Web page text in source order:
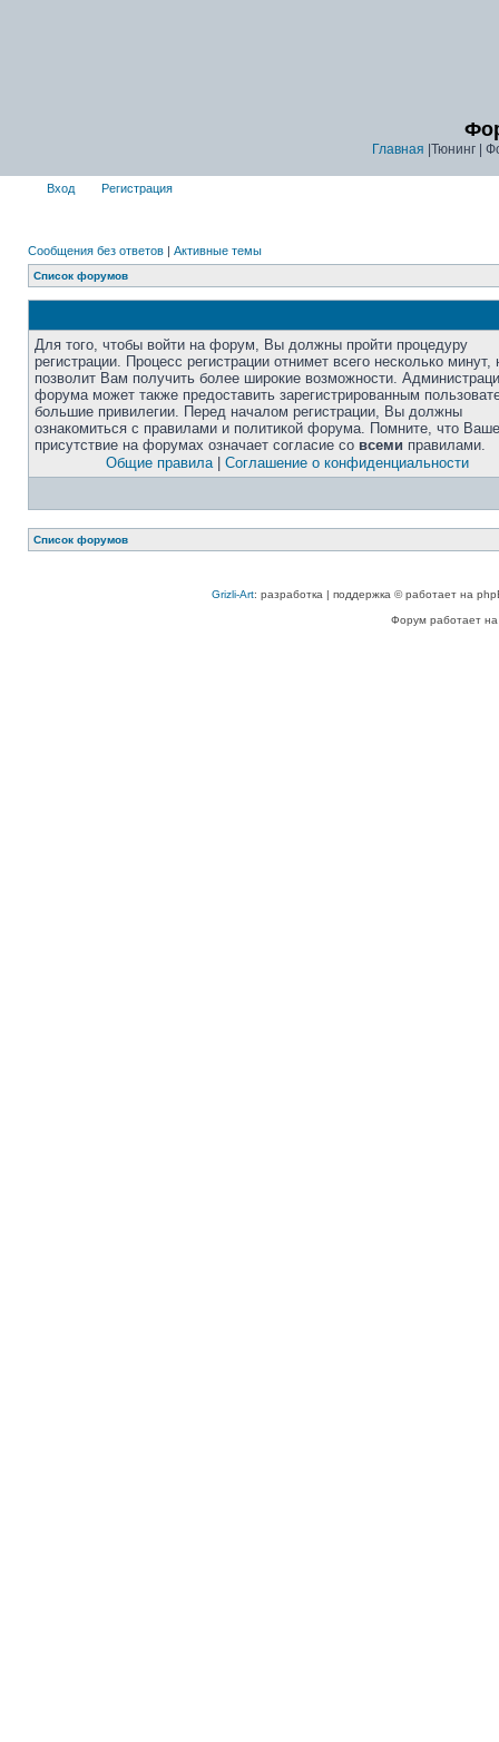
Главная |Тюнинг |
Вход Регистрация
Сообщения без ответов | Активные темы
Список форумов
Для того, чтобы войти на форум, Вы должны пройти процедуру
регистрации. Процесс регистрации отнимет всего несколько минут,
позволит Вам получить более широкие возможности.
форума может также предоставить зарегистрированным
большие привилегии. Перед началом регистрации, Вы должны
ознакомиться с правилами и политикой форума. Помните, что Ваше
присутствие на форумах означает согласие со всеми правилами.
Общие правила| Соглашение о конфиденциальности
Список форумов
Grizli-Art: разработка | поддержка © работает на
Форум работает